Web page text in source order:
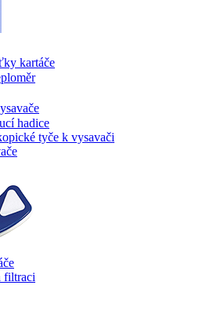
kartáče
hadice
tyče k vysavači
filtraci